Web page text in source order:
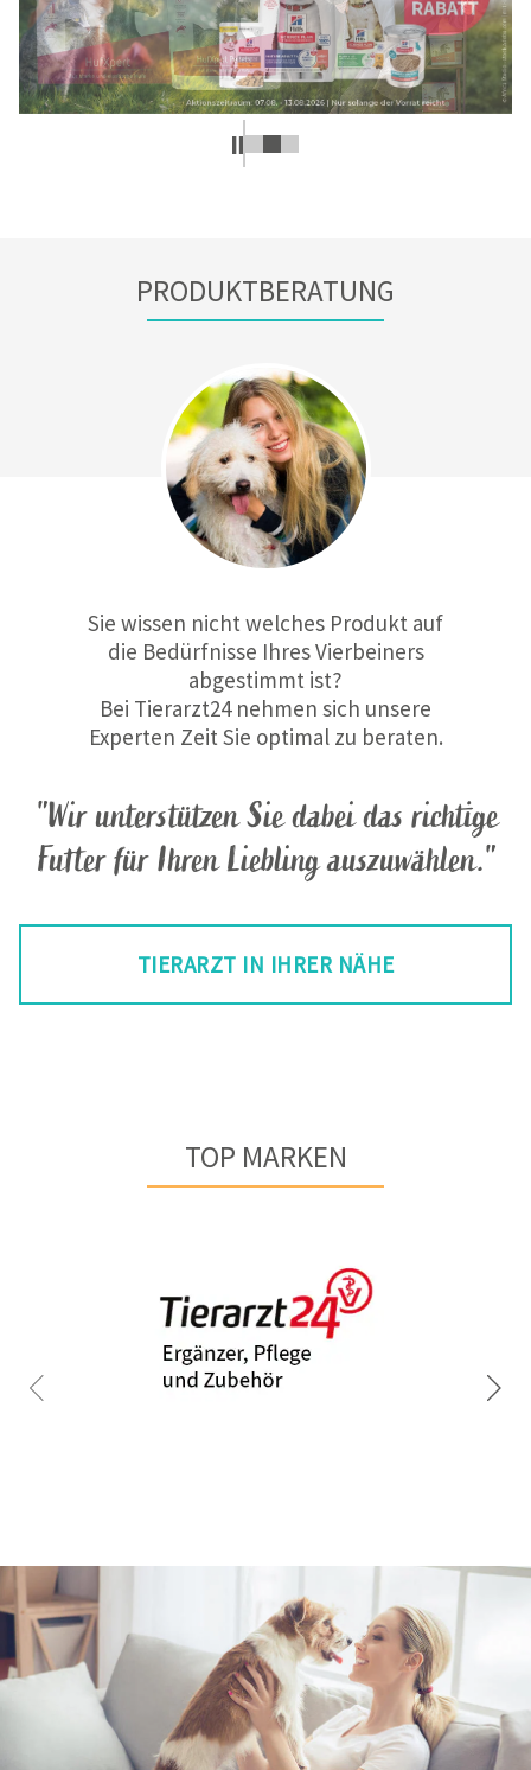
PRODUKTBERATUNG
"Wir unterstützen Sie dabei das richtige
Futter für Ihren Liebling auszuwählen."
Sie wissen nicht welches Produkt auf
die Bedürfnisse Ihres Vierbeiners
abgestimmt ist?
Bei Tierarzt24 nehmen sich unsere
Experten Zeit Sie optimal zu beraten.
TIERARZT IN IHRER NÄHE
TOP MARKEN